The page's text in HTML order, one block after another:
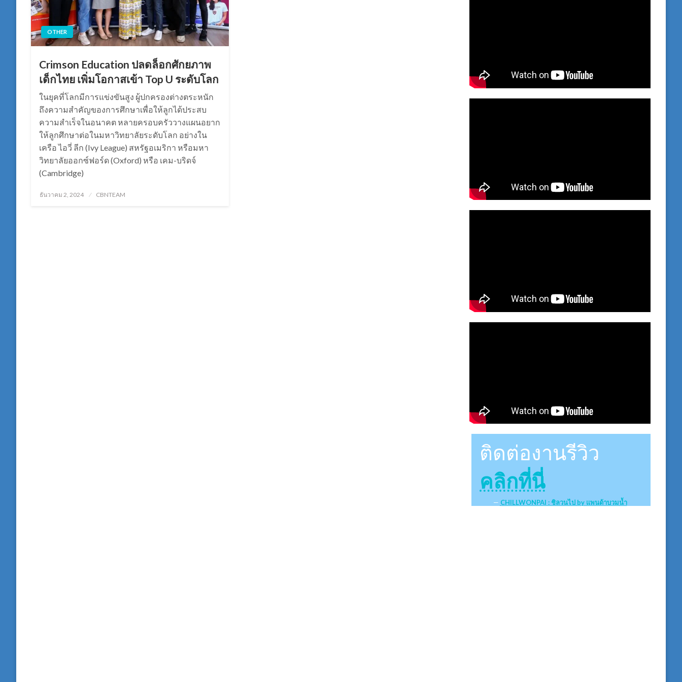
OTHER
Crimson Education ปลดล็อกศักยภาพ
เด็กไทย เพิ่มโอกาสเข้า Top U ระดับโลก
ในยุคที่โลกมีการแข่งขันสูง ผู้ปกครองต่างตระหนัก
ถึงความสำคัญของการศึกษาเพื่อให้ลูกได้ประสบ
ความสำเร็จในอนาคต หลายครอบครัววางแผนอยาก
ให้ลูกศึกษาต่อในมหาวิทยาลัยระดับโลก อย่างใน
เครือ ไอวี่ ลีก (Ivy League) สหรัฐอเมริกา หรือมหา
วิทยาลัยออกซ์ฟอร์ด (Oxford) หรือ เคม-บริดจ์
(Cambridge)
Posted
ธันวาคม 2, 2024 CBNTEAM
ติดต่องานรีวิว
คลิกที่นี่
CHILLWONPAI : ชิลวนไป by แพนด้าบวมน้ำ